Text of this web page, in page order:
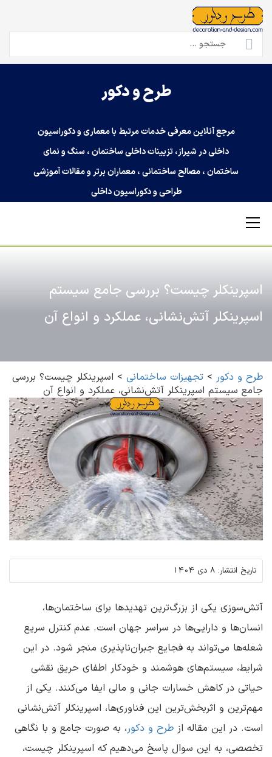
Skip
content
جستجو
برای:
طرح و دکور
مرجع آنلاین معرفی خدمات مرتبط با معماری و دکوراسیون
داخلی در شیراز، تزیینات داخلی ساختمان ، سنگ و نمای
ساختمان ، مصالح ساختمانی ، معماران برتر و مقالات آموزشی
طراحی و دکوراسیون داخلی
اسپرینکلر چیست؟ بررسی جامع سیستم
اسپرینکلر آتش‌نشانی، عملکرد و انواع آن
طرح و دکور > تجهیزات ساختمانی > اسپرینکلر چیست؟ بررسی
جامع سیستم اسپرینکلر آتش‌نشانی، عملکرد و انواع آن
تاریخ انتشار: 8 دی 1404
آتش‌سوزی یکی از بزرگ‌ترین تهدیدها برای ساختمان‌ها،
انسان‌ها و دارایی‌ها در سراسر جهان است. عدم کنترل سریع
شعله‌ها می‌تواند به فجایع جبران‌ناپذیری منجر شود. در این
شرایط، سیستم‌های هوشمند و خودکار اطفای حریق نقشی
حیاتی در کاهش خسارات جانی و مالی ایفا می‌کنند. یکی از
مهم‌ترین و اثربخش‌ترین این فناوری‌ها، اسپرینکلر آتش‌نشانی
است. در این مقاله از طرح و دکور، به صورت جامع و با نگاهی
تخصصی، به این سوال پاسخ می‌دهیم که اسپرینکلر چیست،